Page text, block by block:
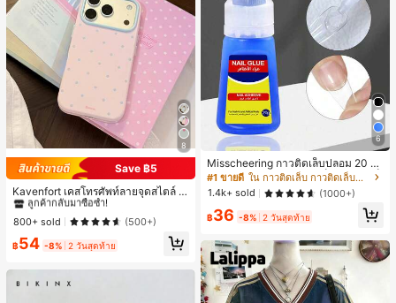
8
Save ฿5
Kavenfort เคสโทรศัพท์ลายจุดสไตล์ I
NS สุดอินเทรนด์, ใช้ได้กับ Apple 17, 1
6 Pro, กันกระแทก 15, สี Macaron Col
or Block 14, เคสนิ่ม 13, สไตล์ผู้หญิง, ล
ายเรขาคณิต, มินิมอล, สดใส & เรียบง่า
ย, สไตล์ Color Block, Niche, สไตล์ IN
#2 ขายดี ใน โพลก้า เคสโทรศัพท์
ลูกค้ากลับมาซื้อซ้ำ!
#2 ขายดี ใน โพลก้า เคสโทรศัพท์
ลูกค้ากลับมาซื้อซ้ำ!
#2 ขายดี ใน โพลก้า เคสโทรศัพท์
ลูกค้ากลับมาซื้อซ้ำ!
#2 ขายดี
ลูกค้ากลับมาซื้อซ้ำ!
800+ sold (500+)
฿54 -8% 2 วันสุดท้าย
6
Misscheering กาวติดเล็บปลอม 20 กรั
ม แรงยึดสูง เจลสติกเกอร์เล็บนุ่ม แห้งเร็
ว เหมาะสำหรับผู้เริ่มต้นทำเล็บ ติดทนน
าน
#1 ขายดี
ใน กาวติดเล็บ กาวติดเล็บและสารยึดติด
1.4k+ sold
(1000+)
฿36 -8% 2 วันสุดท้าย